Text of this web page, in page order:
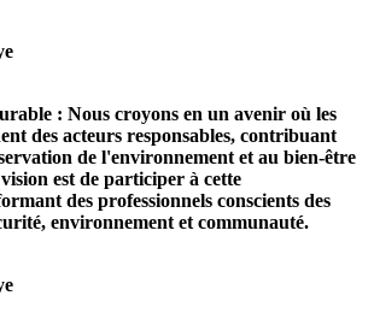
: Nous croyons en un avenir où les
des acteurs responsables, contribuant
de l'environnement et au bien-être
est de participer à cette
des professionnels conscients des
environnement et communauté.